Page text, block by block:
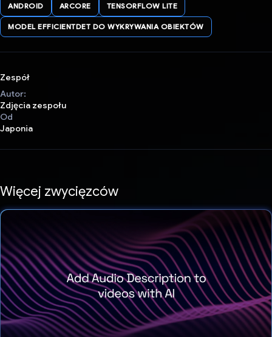
ANDROID ARCORE TENSORFLOW LITE
MODEL EFFICIENTDET DO WYKRYWANIA OBIEKTÓW
Zespół
Autor:
Zdjęcia zespołu
Od
Japonia
Więcej zwycięzców